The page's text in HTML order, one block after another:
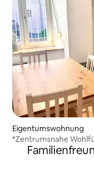
Eigentumswohnung
*Zentrumsnahe